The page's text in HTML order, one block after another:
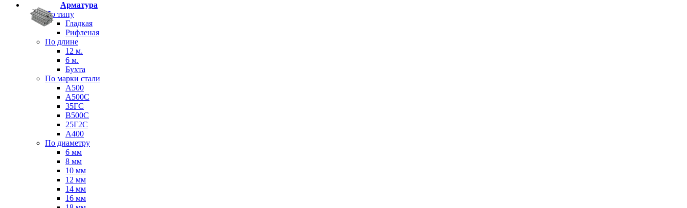
Качественные стали
Арматура
По типу
Гладкая
Рифленая
По длине
12 м.
6 м.
Бухта
По марки стали
А500
А500С
35ГС
В500С
25Г2С
А400
По диаметру
6 мм
8 мм
10 мм
12 мм
14 мм
16 мм